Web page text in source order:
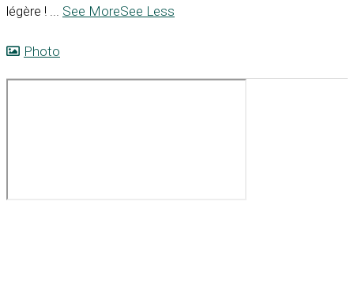
légère ! ... See MoreSee Less
Photo